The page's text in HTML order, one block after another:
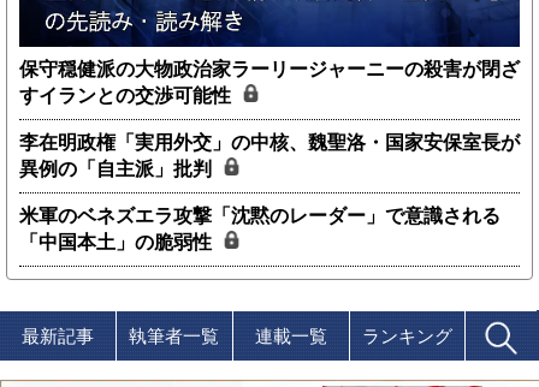
保守穏健派の大物政治家ラーリージャーニーの殺害が閉ざ
すイランとの交渉可能性
李在明政権「実用外交」の中核、魏聖洛・国家安保室長が
異例の「自主派」批判
米軍のベネズエラ攻撃「沈黙のレーダー」で意識される
「中国本土」の脆弱性
最新記事 執筆者一覧 連載一覧 ランキング